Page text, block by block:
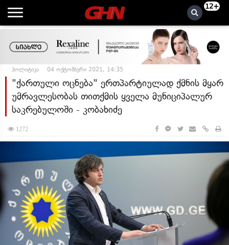
12+
პოლიტიკა 04 ოქტომბერი 2021, 14:35
"ქართული ოცნება" ერთპარტიულად ქმნის მყარ
უმრავლესობას თითქმის ყველა მუნიციპალურ
საკრებულოში - კობახიძე
1272